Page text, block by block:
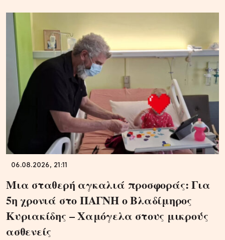
06.08.2026, 21:11
Μια σταθερή αγκαλιά προσφοράς: Για
5η χρονιά στο ΠΑΓΝΗ ο Βλαδίμηρος
Κυριακίδης – Χαμόγελα στους μικρούς
ασθενείς